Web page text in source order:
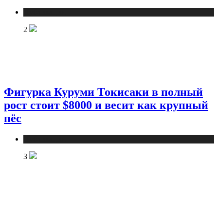
2
Фигурка Куруми Токисаки в полный
рост стоит $8000 и весит как крупный
пёс
3